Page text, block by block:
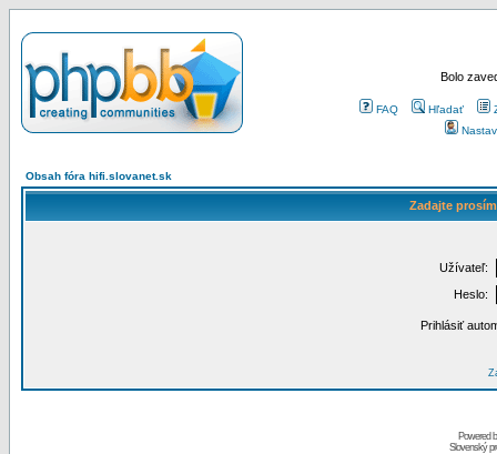
Bolo
FAQ Hľadať
Obsah fóra hifi.slovanet.sk
Zadajte
Užívateľ:
Heslo:
Prihlásiť
Powered
Slovenský